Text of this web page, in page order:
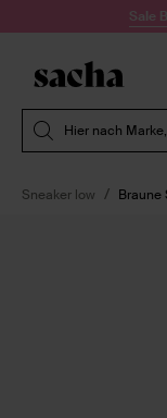
Zum Inhalt springen
Sale
Hier nach
Sneaker low Braune